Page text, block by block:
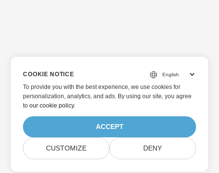
COOKIE NOTICE
To provide you with the best experience, we use cookies for
personalization, analytics, and ads. By using our site, you agree
toour cookie policy.
ACCEPT
CUSTOMIZE DENY